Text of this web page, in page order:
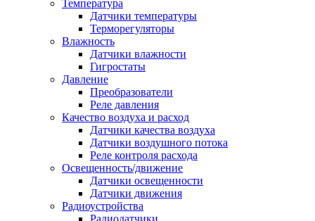
Температура
Датчики температуры
Терморегуляторы
Влажность
Датчики влажности
Гигростаты
Давление
Преобразователи
Реле давления
Качество воздуха и расход
Датчики качества воздуха
Датчики воздушного потока
Реле контроля расхода
Освещенность/движение
Датчики освещенности
Датчики движения
Радиоустройства
Радиодатчики